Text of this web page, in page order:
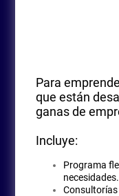
Para
que están
ganas de
Incluye:
Programa
necesidades.